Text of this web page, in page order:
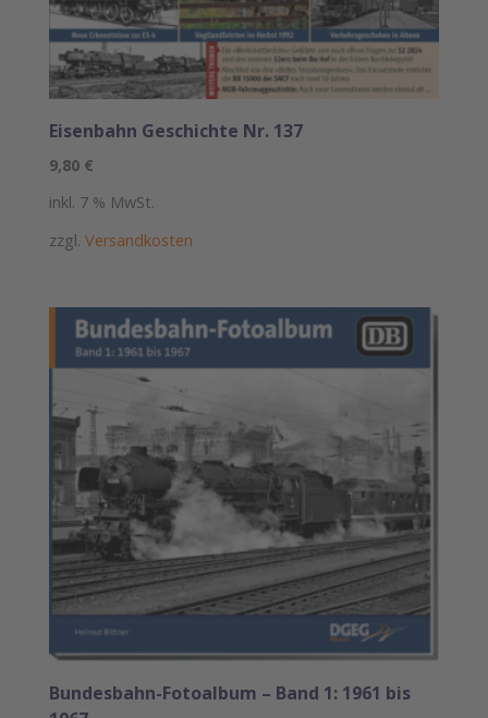
Eisenbahn Geschichte Nr. 137
9,80 €
inkl. 7 % MwSt.
zzgl. Versandkosten
Bundesbahn-Fotoalbum – Band 1: 1961 bis